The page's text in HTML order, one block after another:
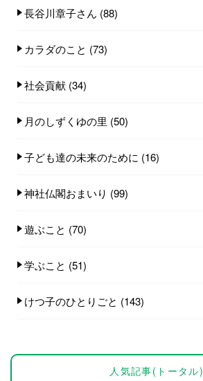
長谷川章子さん (88)
カラダのこと (73)
社会貢献 (34)
月のしずくゆの里 (50)
子ども達の未来のために (16)
神社仏閣おまいり (99)
遊ぶこと (70)
学ぶこと (51)
けつ子のひとりごと (143)
人気記事(トータル)